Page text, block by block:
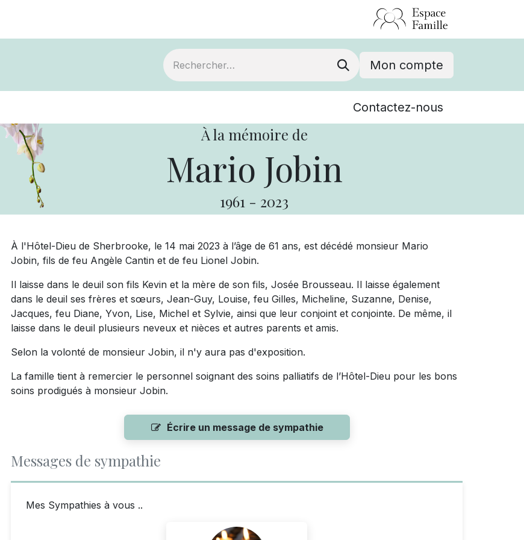
Mon compte
Événements
Contactez-nous
À la mémoire de
Mario Jobin
1961 - 2023
À l'Hôtel-Dieu de Sherbrooke, le 14 mai 2023 à l’âge de 61 ans, est décédé monsieur Mario
Jobin, fils de feu Angèle Cantin et de feu Lionel Jobin.
Il laisse dans le deuil son fils Kevin et la mère de son fils, Josée Brousseau. Il laisse également
dans le deuil ses frères et sœurs, Jean-Guy, Louise, feu Gilles, Micheline, Suzanne, Denise,
Jacques, feu Diane, Yvon, Lise, Michel et Sylvie, ainsi que leur conjoint et conjointe. De même, il
laisse dans le deuil plusieurs neveux et nièces et autres parents et amis.
Selon la volonté de monsieur Jobin, il n'y aura pas d'exposition.
La famille tient à remercier le personnel soignant des soins palliatifs de l’Hôtel-Dieu pour les bons
soins prodigués à monsieur Jobin.
Écrire un message de sympathie
Messages de sympathie
Mes Sympathies à vous ..